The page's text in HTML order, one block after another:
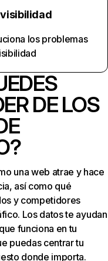
los problemas
DE LOS
una web atrae y hace
así como qué
y competidores
Los datos te ayudan
funciona en tu
puedas centrar tu
donde importa.